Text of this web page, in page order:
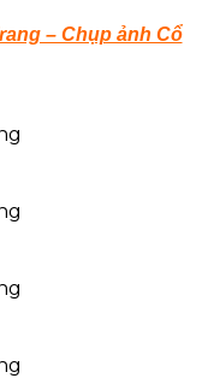
– Chụp ảnh Cổ